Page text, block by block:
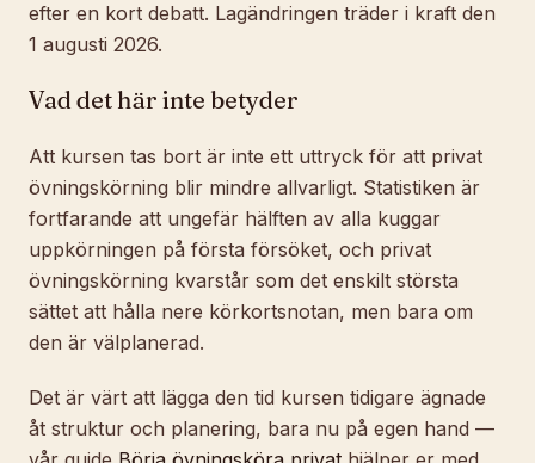
efter en kort debatt. Lagändringen träder i kraft den
1 augusti 2026.
Vad det här inte betyder
Att kursen tas bort är inte ett uttryck för att privat
övningskörning blir mindre allvarligt. Statistiken är
fortfarande att ungefär hälften av alla kuggar
uppkörningen på första försöket, och privat
övningskörning kvarstår som det enskilt största
sättet att hålla nere körkortsnotan, men bara om
den är välplanerad.
Det är värt att lägga den tid kursen tidigare ägnade
åt struktur och planering, bara nu på egen hand —